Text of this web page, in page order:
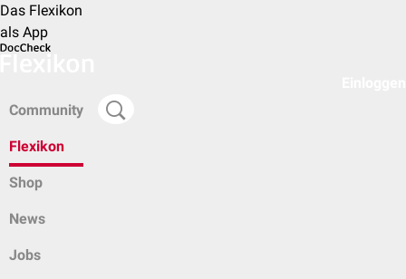
Das Flexikon
als App
Community
Flexikon
Shop
News
Jobs